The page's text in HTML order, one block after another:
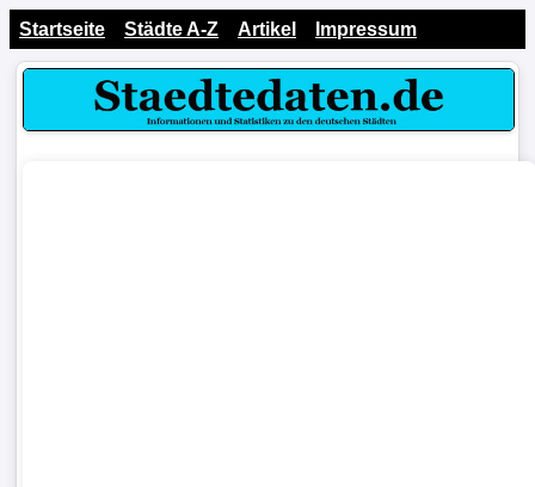
Startseite Städte A-Z Artikel Impressum